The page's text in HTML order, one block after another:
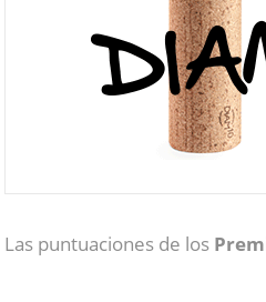
Las puntuaciones de los